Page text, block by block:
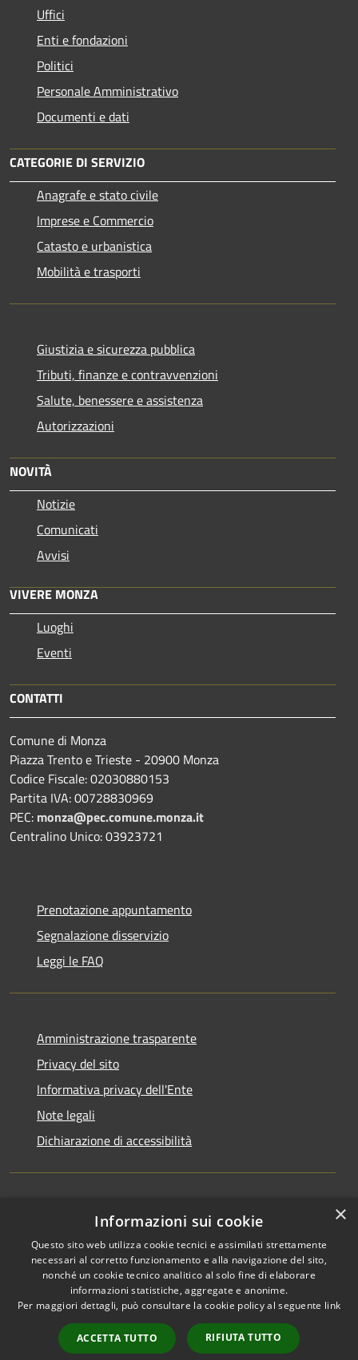
Uffici
Enti e fondazioni
Politici
Personale Amministrativo
Documenti e dati
CATEGORIE DI SERVIZIO
Anagrafe e stato civile
Imprese e Commercio
Catasto e urbanistica
Mobilità e trasporti
Giustizia e sicurezza pubblica
Tributi, finanze e contravvenzioni
Salute, benessere e assistenza
Autorizzazioni
NOVITÀ
Notizie
Comunicati
Avvisi
VIVERE MONZA
Luoghi
Eventi
CONTATTI
Comune di Monza
Piazza Trento e Trieste - 20900 Monza
Codice Fiscale: 02030880153
Partita IVA: 00728830969
PEC: monza@pec.comune.monza.it
Centralino Unico: 03923721
Prenotazione appuntamento
Segnalazione disservizio
Leggi le FAQ
Amministrazione trasparente
Privacy del sito
Informativa privacy dell'Ente
Note legali
Dichiarazione di accessibilità
Newsletter
RSS
Accessibilità
Copyright © 2026 • Comune di
Municipium•
Accesso
×
Informazioni sui cookie
Questo sito web utilizza cookie tecnici e assimilati strettamente
necessari al corretto funzionamento e alla navigazione del sito,
nonché un cookie tecnico analitico al solo fine di elaborare
informazioni statistiche, aggregate e anonime.
Per maggiori dettagli, può consultare la cookie policy al seguente link
ACCETTA TUTTO RIFIUTA TUTTO